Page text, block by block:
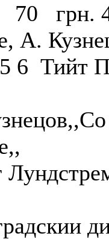
грн.
А.
6 Тийт
nm/